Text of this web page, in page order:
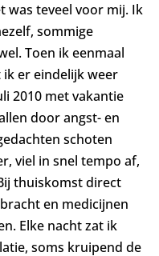
was teveel voor mij. Ik
sommige
Toen ik eenmaal
er eindelijk weer
2010 met vakantie
door angst- en
schoten
viel in snel tempo af,
thuiskomst direct
en medicijnen
Elke nacht zat ik
soms kruipend de